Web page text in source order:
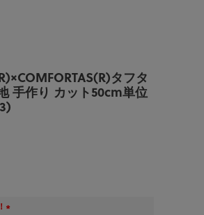
タフタ
手作り カット50cm単位